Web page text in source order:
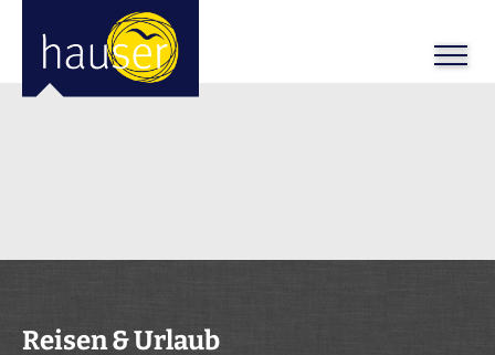
Reisen & Urlaub